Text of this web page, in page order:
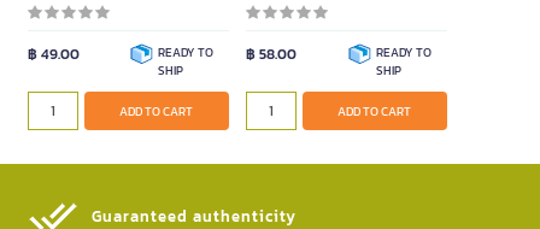
฿ 49.00
READY TO
SHIP
ADD TO CART
฿ 58.00
READY TO
SHIP
ADD TO CART
Guaranteed authenticity​